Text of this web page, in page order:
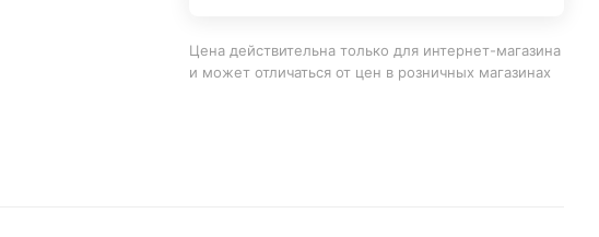
Цена действительна только для интернет-магазина
и может отличаться от цен в розничных магазинах